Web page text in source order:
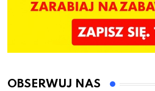
OBSERWUJ NAS